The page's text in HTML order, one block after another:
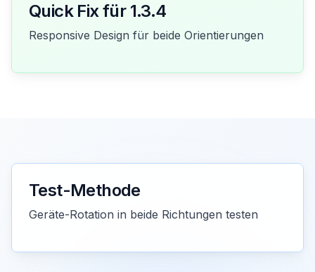
Quick Fix für 1.3.4
Responsive Design für beide Orientierungen
Test-Methode
Geräte-Rotation in beide Richtungen testen